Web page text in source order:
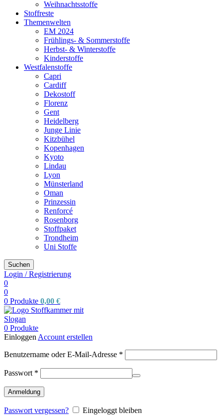
Weihnachtsstoffe
Stoffreste
Themenwelten
EM 2024
Frühlings- & Sommerstoffe
Herbst- & Winterstoffe
Kinderstoffe
Westfalenstoffe
Capri
Cardiff
Dekostoff
Florenz
Gent
Heidelberg
Junge Linie
Kitzbühel
Kopenhagen
Kyoto
Lindau
Lyon
Münsterland
Oman
Prinzessin
Renforcé
Rosenborg
Stoffpaket
Trondheim
Uni Stoffe
Suchen
Login / Registrierung
0
0
0 Produkte 0,00 €
0 Produkte
Einloggen Account erstellen
Benutzername oder E-Mail-Adresse *
Passwort *
Anmeldung
Passwort vergessen? Eingeloggt bleiben